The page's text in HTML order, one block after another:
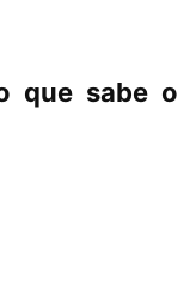
que sabe o